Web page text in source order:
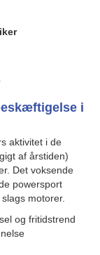
i
aktivitet i de
af årstiden)
Det voksende
powersport
motorer.
og fritidstrend